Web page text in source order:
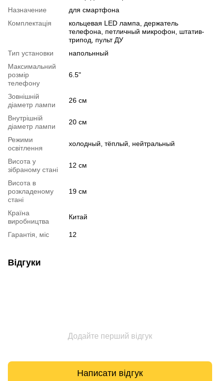
Назначение
для смартфона
Комплектація
кольцевая LED лампа, держатель
телефона, петличный микрофон, штатив-
трипод, пульт ДУ
Тип установки
напольнный
Максимальний
розмір
телефону
6.5"
Зовнішній
діаметр лампи
26 см
Внутрішній
діаметр лампи
20 см
Режими
освітлення
холодный, тёплый, нейтральный
Висота у
зібраному стані
12 см
Висота в
розкладеному
стані
19 см
Країна
виробництва
Китай
Гарантія, міс 12
Відгуки
Додайте перший відгук
Написати відгук